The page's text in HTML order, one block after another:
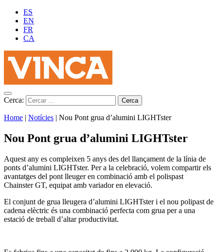
ES
EN
FR
CA
Cerca:
Home | Notícies | Nou Pont grua d’alumini LIGHTster
Nou Pont grua d’alumini LIGHTster
Aquest any es compleixen 5 anys des del llançament de la línia de
ponts d’alumini LIGHTster. Per a la celebració, volem compartir els
avantatges del pont lleuger en combinació amb el polispast
Chainster GT, equipat amb variador en elevació.
El conjunt de grua lleugera d’alumini LIGHTster i el nou polipast de
cadena elèctric és una combinació perfecta com grua per a una
estació de treball d’altar productivitat.